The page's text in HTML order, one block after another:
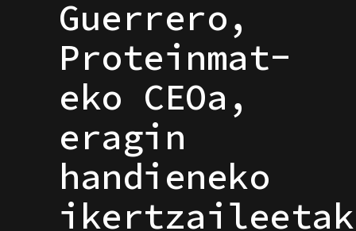
Guerrero,
Proteinmat-
eko CEOa,
eragin
handieneko